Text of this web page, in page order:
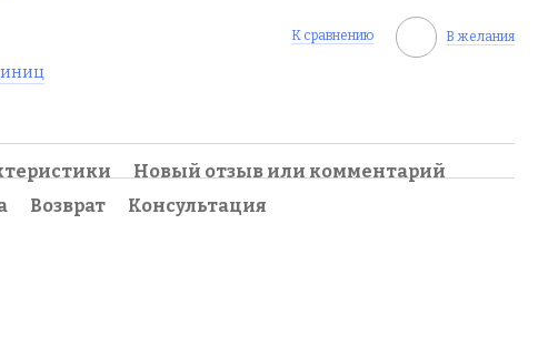
К сравнению В желания
Новый отзыв или комментарий
Возврат Консультация